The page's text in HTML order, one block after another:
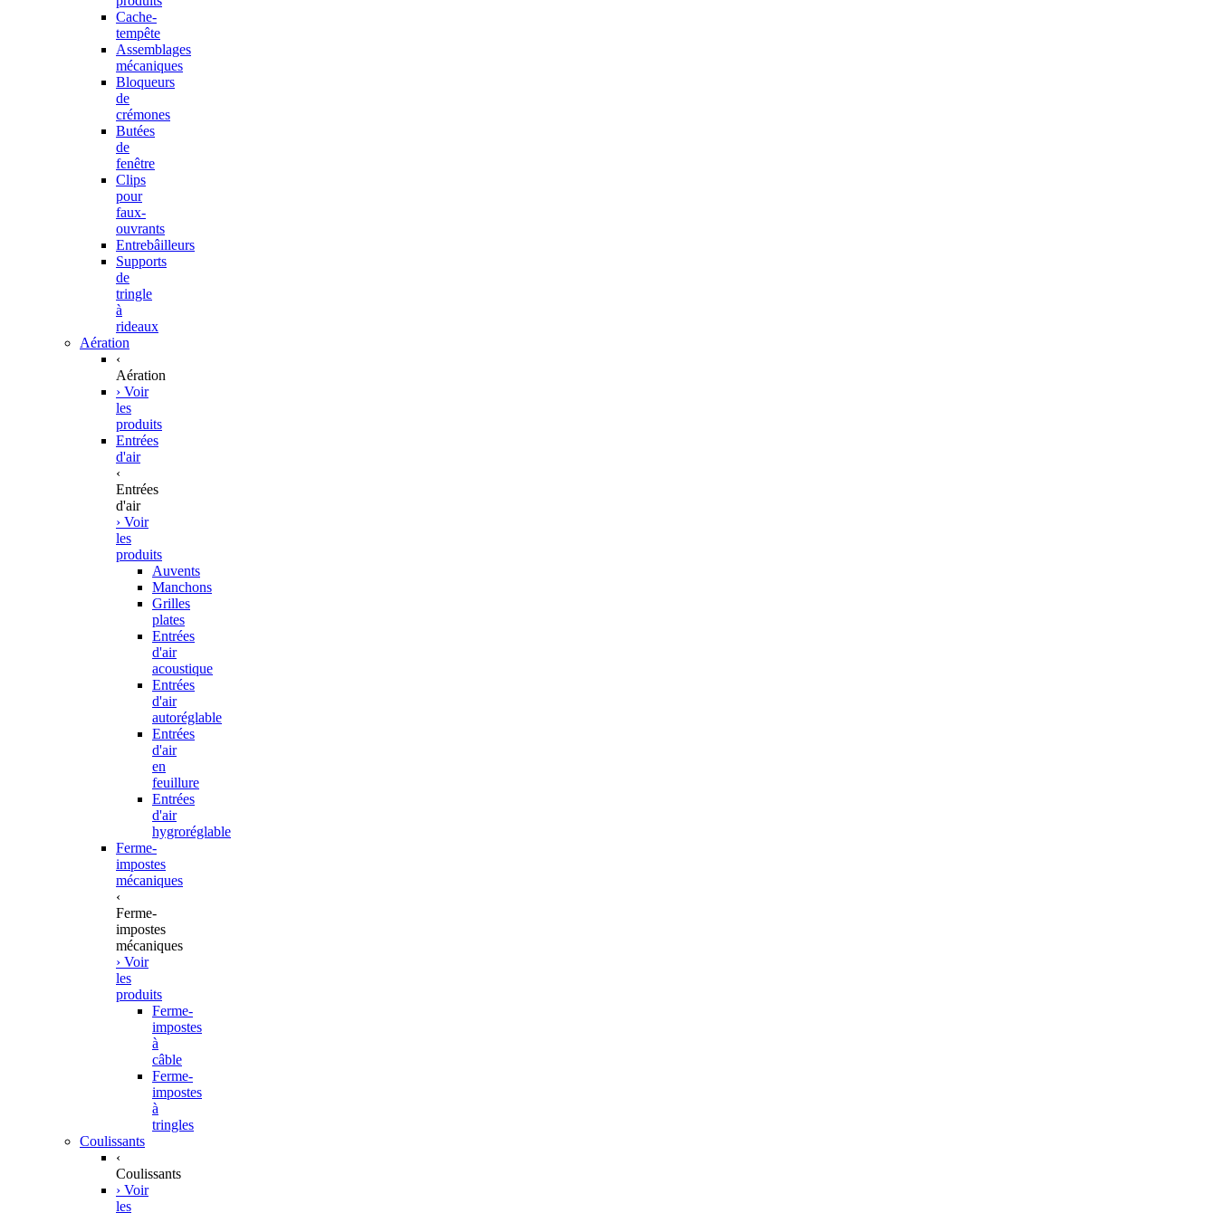
Cache-
tempête
Assemblages
mécaniques
Bloqueurs
de
crémones
Butées
de
fenêtre
Clips
pour
faux-
ouvrants
Entrebâilleurs
Supports
de
tringle
à
rideaux
Aération
‹
Aération
› Voir
les
produits
Entrées
d'air
‹
Entrées
d'air
› Voir
les
produits
Auvents
Manchons
Grilles
plates
Entrées
d'air
acoustique
Entrées
d'air
autoréglable
Entrées
d'air
en
feuillure
Entrées
d'air
hygroréglable
Ferme-
impostes
mécaniques
‹
Ferme-
impostes
mécaniques
› Voir
les
produits
Ferme-
impostes
à
câble
Ferme-
impostes
à
tringles
Coulissants
‹
Coulissants
› Voir
les